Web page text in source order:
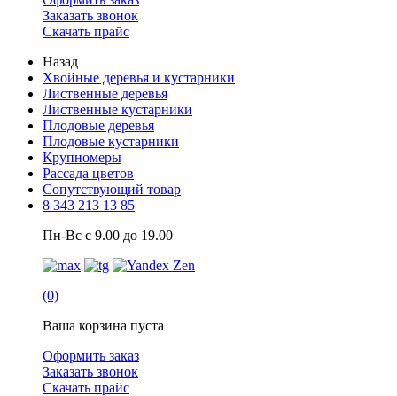
Заказать звонок
Скачать прайс
Назад
Хвойные деревья и кустарники
Лиственные деревья
Лиственные кустарники
Плодовые деревья
Плодовые кустарники
Крупномеры
Рассада цветов
Сопутствующий товар
8 343 213 13 85
Пн-Вс с 9.00 до 19.00
(0)
Ваша корзина пуста
Оформить заказ
Заказать звонок
Скачать прайс